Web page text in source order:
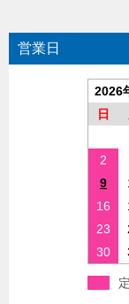
営業日
2026
日
2
9
16
23
30